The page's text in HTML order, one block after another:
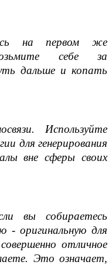
на первом же
себе за
дальше и копать
Используйте
для генерирования
вне сферы своих
вы собираетесь
- оригинальную для
отличное
Это означает,